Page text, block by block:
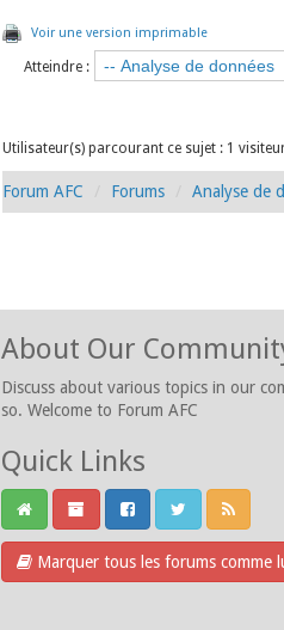
Voir une version imprimable
Atteindre :
Utilisateur(s) parcourant ce sujet : 1
Forum AFC Forums Analyse de
About Our
Discuss about various topics in our
so. Welcome to Forum AFC
Quick Links
Marquer tous les forums comme